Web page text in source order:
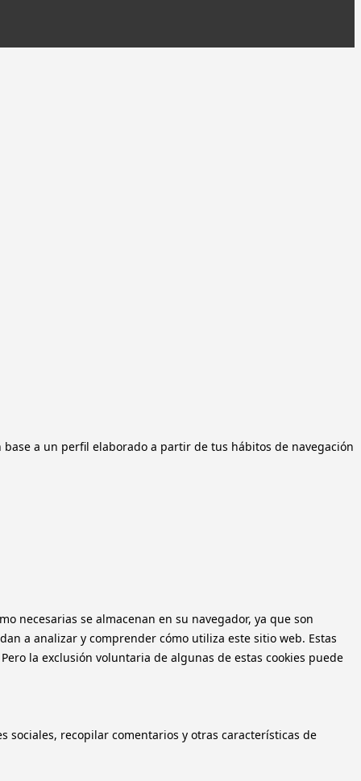
a un perfil elaborado a partir de tus hábitos de navegación
necesarias se almacenan en su navegador, ya que son
a analizar y comprender cómo utiliza este sitio web. Estas
la exclusión voluntaria de algunas de estas cookies puede
sociales, recopilar comentarios y otras características de